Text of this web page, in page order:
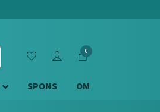
0
SPONS OM